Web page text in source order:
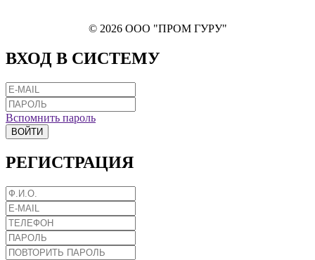
© 2026 ООО "ПРОМ ГУРУ"
ВХОД В СИСТЕМУ
Вспомнить пароль
ВОЙТИ
РЕГИСТРАЦИЯ